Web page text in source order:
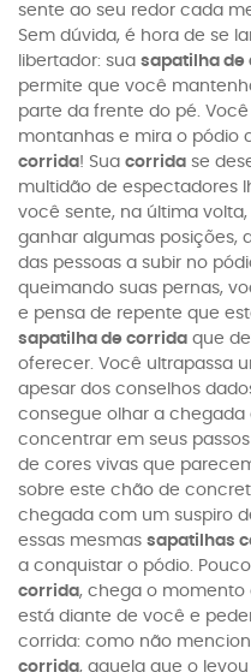
sente ao seu redor cada
Sem dúvida, é hora de se
libertador: sua sapatilha de
permite que você
parte da frente do pé.
montanhas e mira o pódio
corrida! Sua corrida se
multidão de espectadores
você sente, na última
ganhar algumas posições,
das pessoas a subir no
queimando suas pernas,
e pensa de repente que
sapatilha de corrida que
oferecer. Você ultrapassa
apesar dos conselhos
consegue olhar a chegada
concentrar em seus
de cores vivas que
sobre este chão de
chegada com um suspiro
essas mesmas sapatilhas
a conquistar o pódio.
corrida, chega o momento
está diante de você e
corrida: como não
corrida, aquela que o